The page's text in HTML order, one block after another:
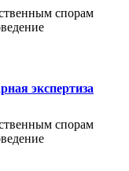
спорам
экспертиза
спорам